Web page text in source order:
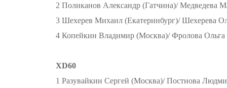
2 Поликанов Александр (Гатчина)/ Медведева
3 Шехерев Михаил (Екатеринбург)/ Шехерева
4 Копейкин Владимир (Москва)/ Фролова
XD60
1 Разувайкин Сергей (Москва)/ Постнова